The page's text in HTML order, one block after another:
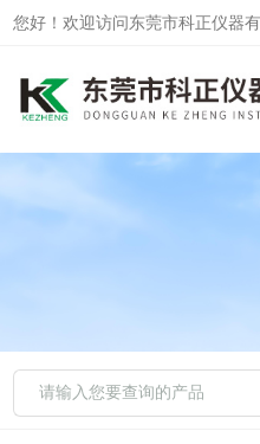
您好！欢迎访问东莞市科正仪器